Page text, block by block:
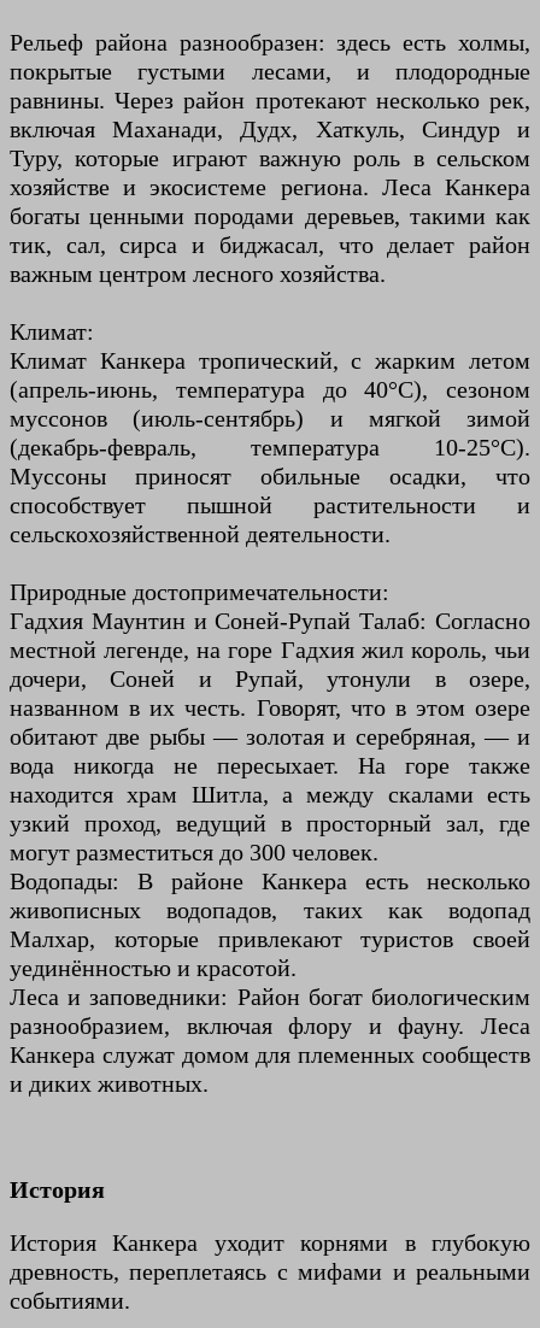
Рельеф района разнообразен: здесь есть холмы,
покрытые густыми лесами, и плодородные
равнины. Через район протекают несколько рек,
включая Маханади, Дудх, Хаткуль, Синдур и
Туру, которые играют важную роль в сельском
хозяйстве и экосистеме региона. Леса Канкера
богаты ценными породами деревьев, такими как
тик, сал, сирса и биджасал, что делает район
важным центром лесного хозяйства.
Климат:
Климат Канкера тропический, с жарким летом
(апрель-июнь, температура до 40°C), сезоном
муссонов (июль-сентябрь) и мягкой зимой
(декабрь-февраль, температура 10-25°C).
Муссоны приносят обильные осадки, что
способствует пышной растительности и
сельскохозяйственной деятельности.
Природные достопримечательности:
Гадхия Маунтин и Соней-Рупай Талаб: Согласно
местной легенде, на горе Гадхия жил король, чьи
дочери, Соней и Рупай, утонули в озере,
названном в их честь. Говорят, что в этом озере
обитают две рыбы — золотая и серебряная, — и
вода никогда не пересыхает. На горе также
находится храм Шитла, а между скалами есть
узкий проход, ведущий в просторный зал, где
могут разместиться до 300 человек.
Водопады: В районе Канкера есть несколько
живописных водопадов, таких как водопад
Малхар, которые привлекают туристов своей
уединённостью и красотой.
Леса и заповедники: Район богат биологическим
разнообразием, включая флору и фауну. Леса
Канкера служат домом для племенных сообществ
и диких животных.
История
История Канкера уходит корнями в глубокую
древность, переплетаясь с мифами и реальными
событиями.